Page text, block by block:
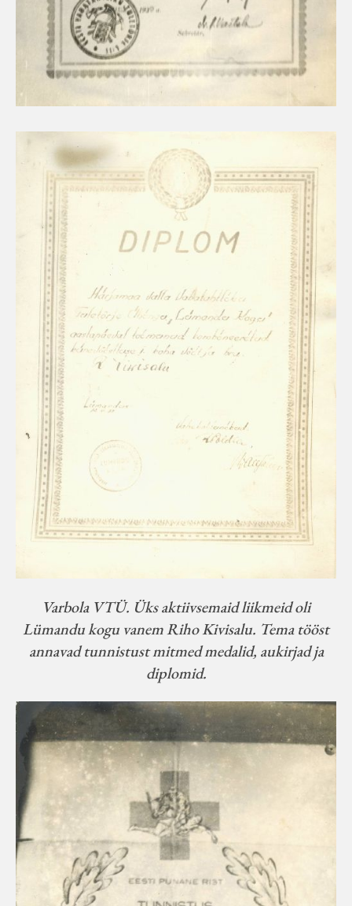
Varbola VTÜ. Üks aktiivsemaid liikmeid oli
Lümandu kogu vanem Riho Kivisalu. Tema tööst
annavad tunnistust mitmed medalid, aukirjad ja
diplomid.